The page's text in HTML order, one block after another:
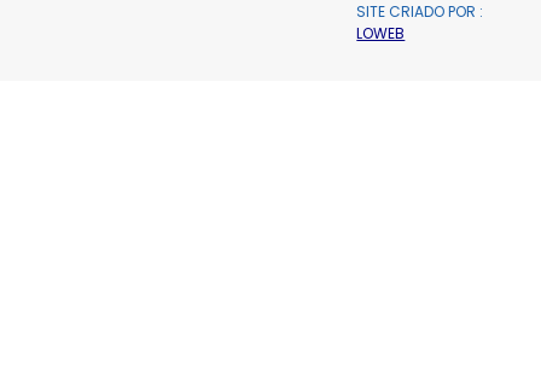
SITE CRIADO POR :
LOWEB